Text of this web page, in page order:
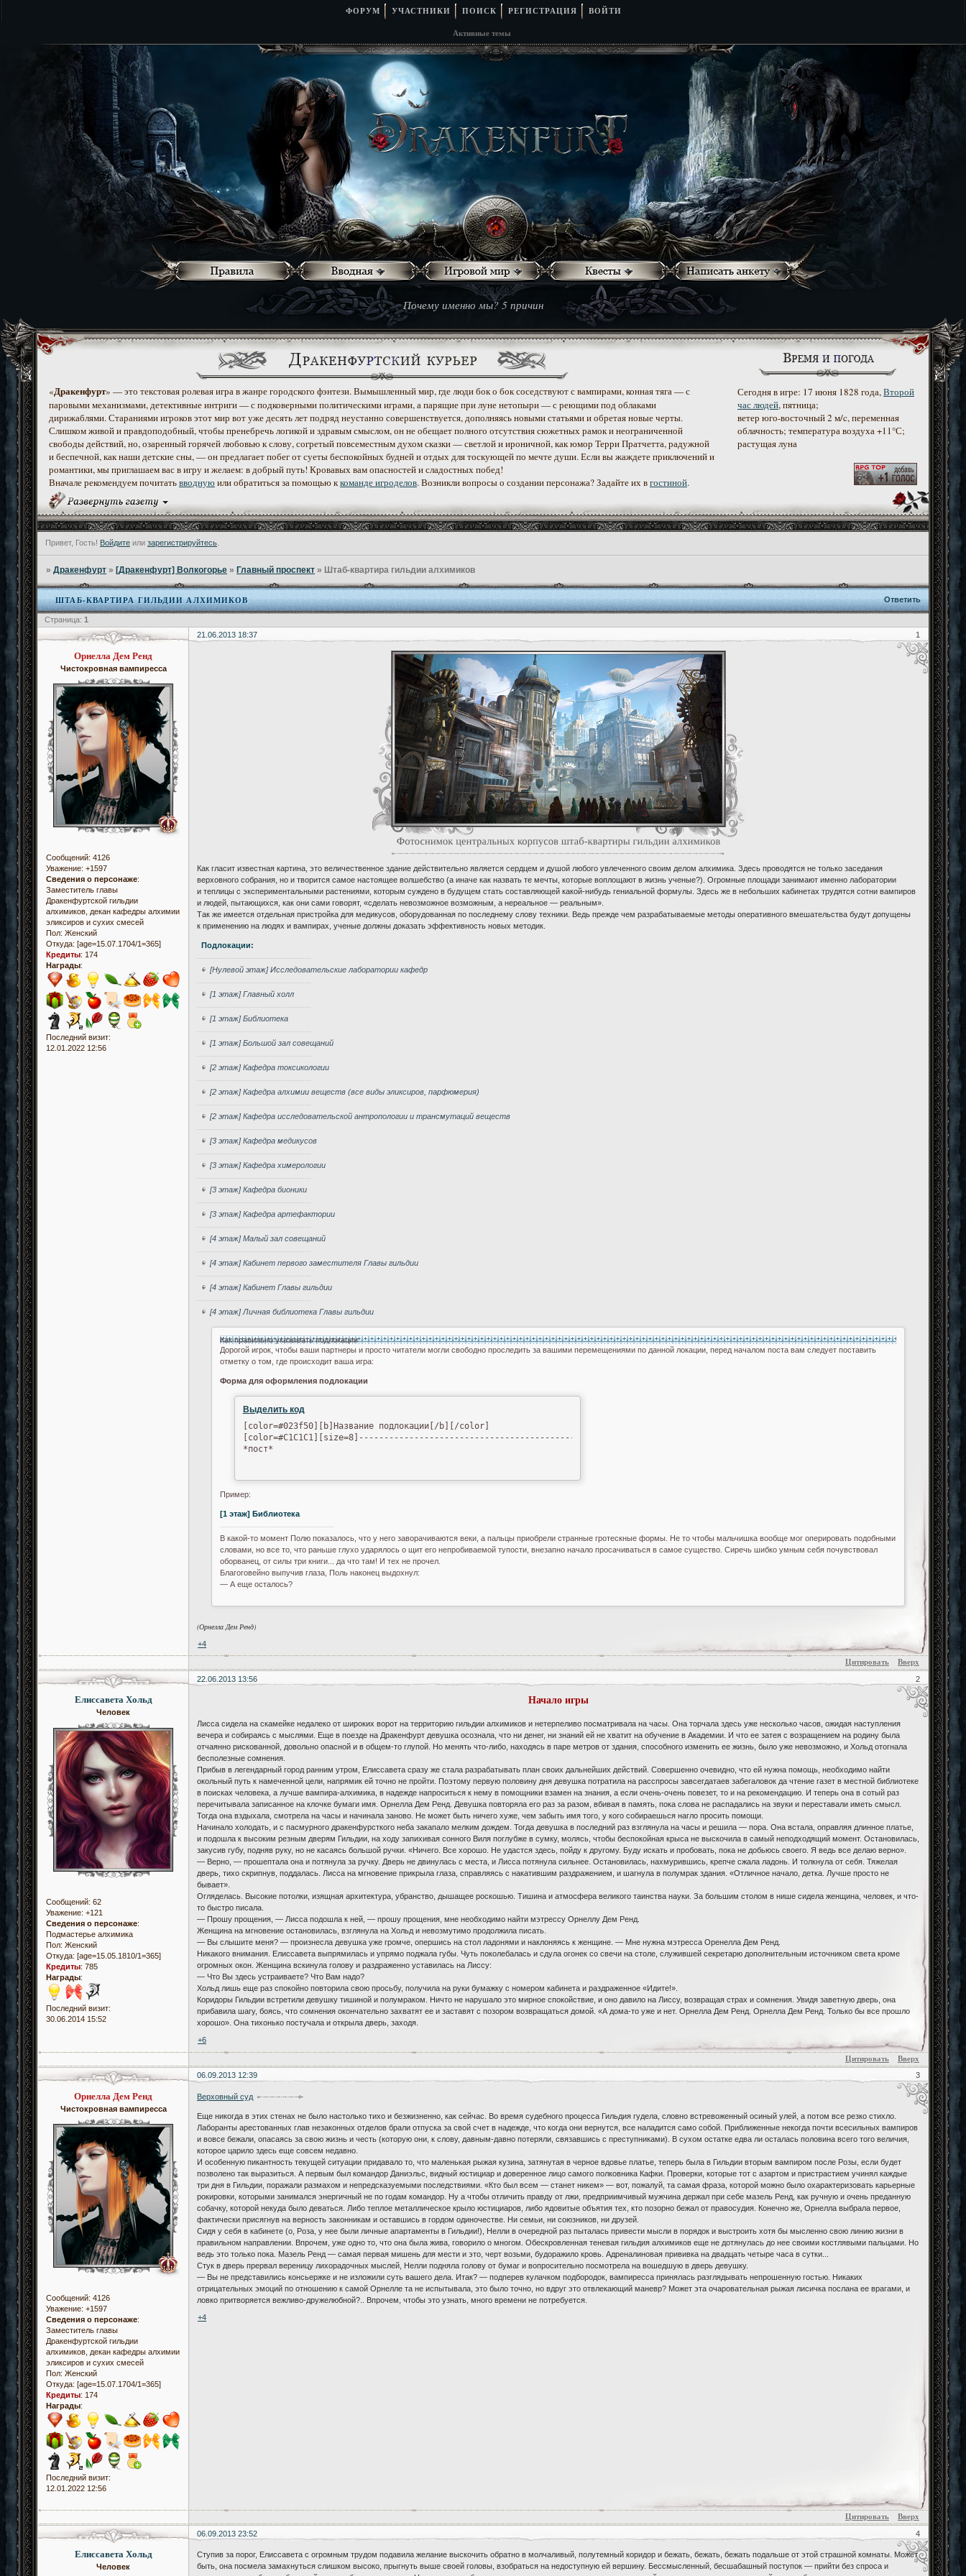
ФОРУМ УЧАСТНИКИ ПОИСК РЕГИСТРАЦИЯ
ВОЙТИ
Активные темы
Почему именно мы? 5 причин
«Дракенфурт» — это текстовая ролевая игра в жанре городского фэнтези. Вымышленный мир, где люди бок о бок соседствуют с вампирами, конная тяга — с
паровыми механизмами, детективные интриги — с подковерными политическими играми, а парящие при луне нетопыри — с реющими под облаками
дирижаблями. Стараниями игроков этот мир вот уже десять лет подряд неустанно совершенствуется, дополняясь новыми статьями и обретая новые черты.
Слишком живой и правдоподобный, чтобы пренебречь логикой и здравым смыслом, он не обещает полного отсутствия сюжетных рамок и неограниченной
свободы действий, но, озаренный горячей любовью к слову, согретый повсеместным духом сказки — светлой и ироничной, как юмор Терри Пратчетта, радужной
и беспечной, как наши детские сны, — он предлагает побег от суеты беспокойных будней и отдых для тоскующей по мечте души. Если вы жаждете приключений и
романтики, мы приглашаем вас в игру и желаем: в добрый путь! Кровавых вам опасностей и сладостных побед!
Вначале рекомендуем почитатьвводнуюили обратиться за помощью ккоманде игроделов. Возникли вопросы о создании персонажа? Задайте их вгостиной.
Сегодня в игре: 17 июня 1828 года,Второй
час людей, пятница;
ветер юго-восточный 2 м/c, переменная
облачность; температура воздуха +11°С;
растущая луна
Привет, Гость! Войдите или зарегистрируйтесь
»Дракенфурт » [Дракенфурт] Волкогорье » Главный проспект » Штаб-квартира гильдии алхимиков
ШТАБ-КВАРТИРА ГИЛЬДИИ АЛХИМИКОВ
Страница: 1
Ответить
1
21.06.2013 18:37
Орнелла Дем Ренд
Чистокровная вампиресса
Сообщений: 4126
Уважение: +1597
Сведения о персонаже:
Заместитель главы
Дракенфуртской гильдии
алхимиков, декан кафедры алхимии
эликсиров и сухих смесей
Пол: Женский
Откуда: [age=15.07.1704/1=365]
Кредиты: 174
Награды:
Последний визит:
12.01.2022 12:56
Как гласит известная картина, это величественное здание действительно является сердцем и душой любого увлеченного своим делом алхимика. Здесь проводятся не только заседания
верховного собрания, но и творится самое настоящее волшебство (а иначе как назвать те мечты, которые воплощают в жизнь ученые?). Огромные площади занимают именно лаборатории
и теплицы с экспериментальными растениями, которым суждено в будущем стать составляющей какой-нибудь гениальной формулы. Здесь же в небольших кабинетах трудятся сотни вампиров
и людей, пытающихся, как они сами говорят, «сделать невозможное возможным, а нереальное — реальным».
Так же имеется отдельная пристройка для медикусов, оборудованная по последнему слову техники. Ведь прежде чем разрабатываемые методы оперативного вмешательства будут допущены
к применению на людях и вампирах, ученые должны доказать эффективность новых методик.
Подлокации:
-----------------------------------------------------
[Нулевой этаж] Исследовательские лаборатории кафедр
-----------------------------------------------------
[1 этаж] Главный холл
-----------------------------------------------------
[1 этаж] Библиотека
-----------------------------------------------------
[1 этаж] Большой зал совещаний
-----------------------------------------------------
[2 этаж] Кафедра токсикологии
-----------------------------------------------------
[2 этаж] Кафедра алхимии веществ (все виды эликсиров, парфюмерия)
-----------------------------------------------------
[2 этаж] Кафедра исследовательской антропологии и трансмутаций веществ
-----------------------------------------------------
[3 этаж] Кафедра медикусов
-----------------------------------------------------
[3 этаж] Кафедра химерологии
-----------------------------------------------------
[3 этаж] Кафедра бионики
-----------------------------------------------------
[3 этаж] Кафедра артефактории
-----------------------------------------------------
[4 этаж] Малый зал совещаний
-----------------------------------------------------
[4 этаж] Кабинет первого заместителя Главы гильдии
-----------------------------------------------------
[4 этаж] Кабинет Главы гильдии
-----------------------------------------------------
[4 этаж] Личная библиотека Главы гильдии
Как правильно указывать подлокации
Дорогой игрок, чтобы ваши партнеры и просто читатели могли свободно проследить за вашими перемещениями по данной локации, перед началом поста вам следует поставить
отметку о том, где происходит ваша игра:
Форма для оформления подлокации
Выделить код
[color=#023f50][b]Название подлокации[/b][/color]
[color=#C1C1C1][size=8]-----------------------------------------------------[/size][/color]
*пост*
Пример:
[1 этаж] Библиотека
-----------------------------------------------------
В какой-то момент Полю показалось, что у него заворачиваются веки, а пальцы приобрели странные гротескные формы. Не то чтобы мальчишка вообще мог оперировать подобными
словами, но все то, что раньше глухо ударялось о щит его непробиваемой тупости, внезапно начало просачиваться в самое существо. Сиречь шибко умным себя почувствовал
оборванец, от силы три книги... да что там! И тех не прочел.
Благоговейно выпучив глаза, Поль наконец выдохнул:
— А еще осталось?
(Орнелла Дем Ренд)
+4
Цитировать Вверх
2
22.06.2013 13:56
Елиссавета Хольд
Человек
Сообщений: 62
Уважение: +121
Сведения о персонаже:
Подмастерье алхимика
Пол: Женский
Откуда: [age=15.05.1810/1=365]
Кредиты: 785
Награды:
Последний визит:
30.06.2014 15:52
Начало игры
Лисса сидела на скамейке недалеко от широких ворот на территорию гильдии алхимиков и нетерпеливо посматривала на часы. Она торчала здесь уже несколько часов, ожидая наступления
вечера и собираясь с мыслями. Еще в поезде на Дракенфурт девушка осознала, что ни денег, ни знаний ей не хватит на обучение в Академии. И что ее затея с возращением на родину была
отчаянно рискованной, довольно опасной и в общем-то глупой. Но менять что-либо, находясь в паре метров от здания, способного изменить ее жизнь, было уже невозможно, и Хольд отогнала
бесполезные сомнения.
Прибыв в легендарный город ранним утром, Елиссавета сразу же стала разрабатывать план своих дальнейших действий. Совершенно очевидно, что ей нужна помощь, необходимо найти
окольный путь к намеченной цели, напрямик ей точно не пройти. Поэтому первую половину дня девушка потратила на расспросы завсегдатаев забегаловок да чтение газет в местной библиотеке
в поисках человека, а лучше вампира-алхимика, в надежде напроситься к нему в помощники взамен на знания, а если очень-очень повезет, то и на рекомендацию. И теперь она в сотый раз
перечитывала записанное на клочке бумаги имя. Орнелла Дем Ренд. Девушка повторяла его раз за разом, вбивая в память, пока слова не распадались на звуки и переставали иметь смысл.
Тогда она вздыхала, смотрела на часы и начинала заново. Не может быть ничего хуже, чем забыть имя того, у кого собираешься нагло просить помощи.
Начинало холодать, и с пасмурного дракенфурсткого неба закапало мелким дождем. Тогда девушка в последний раз взглянула на часы и решила — пора. Она встала, оправляя длинное платье,
и подошла к высоким резным дверям Гильдии, на ходу запихивая сонного Виля поглубже в сумку, молясь, чтобы беспокойная крыса не выскочила в самый неподходящий момент. Остановилась,
закусив губу, подняв руку, но не касаясь большой ручки. «Ничего. Все хорошо. Не удастся здесь, пойду к другому. Буду искать и пробовать, пока не добьюсь своего. Я ведь все делаю верно».
— Верно, — прошептала она и потянула за ручку. Дверь не двинулась с места, и Лисса потянула сильнее. Остановилась, нахмурившись, крепче сжала ладонь. И толкнула от себя. Тяжелая
дверь, тихо скрипнув, поддалась. Лисса на мгновение прикрыла глаза, справляясь с накатившим раздражением, и шагнула в полумрак здания. «Отличное начало, детка. Лучше просто не
бывает».
Огляделась. Высокие потолки, изящная архитектура, убранство, дышащее роскошью. Тишина и атмосфера великого таинства науки. За большим столом в нише сидела женщина, человек, и что-
то быстро писала.
— Прошу прощения, — Лисса подошла к ней, — прошу прощения, мне необходимо найти мэтрессу Орнеллу Дем Ренд.
Женщина на мгновение остановилась, взглянула на Хольд и невозмутимо продолжила писать.
— Вы слышите меня? — произнесла девушка уже громче, опершись на стол ладонями и наклоняясь к женщине. — Мне нужна мэтресса Оренелла Дем Ренд.
Никакого внимания. Елиссавета выпрямилась и упрямо поджала губы. Чуть поколебалась и сдула огонек со свечи на столе, служившей секретарю дополнительным источником света кроме
огромных окон. Женщина вскинула голову и раздраженно уставилась на Лиссу:
— Что Вы здесь устраиваете? Что Вам надо?
Хольд лишь еще раз спокойно повторила свою просьбу, получила на руки бумажку с номером кабинета и раздраженное «Идите!».
Коридоры Гильдии встретили девушку тишиной и полумраком. Ничто не нарушало это мирное спокойствие, и оно давило на Лиссу, возвращая страх и сомнения. Увидя заветную дверь, она
прибавила шагу, боясь, что сомнения окончательно захватят ее и заставят с позором возвращаться домой. «А дома-то уже и нет. Орнелла Дем Ренд. Орнелла Дем Ренд. Только бы все прошло
хорошо». Она тихонько постучала и открыла дверь, заходя.
+6
Цитировать Вверх
3
06.09.2013 12:39
Орнелла Дем Ренд
Чистокровная вампиресса
Сообщений: 4126
Уважение: +1597
Сведения о персонаже:
Заместитель главы
Дракенфуртской гильдии
алхимиков, декан кафедры алхимии
эликсиров и сухих смесей
Пол: Женский
Откуда: [age=15.07.1704/1=365]
Кредиты: 174
Награды:
Последний визит:
12.01.2022 12:56
Верховный суд
Еще никогда в этих стенах не было настолько тихо и безжизненно, как сейчас. Во время судебного процесса Гильдия гудела, словно встревоженный осиный улей, а потом все резко стихло.
Лаборанты арестованных глав незаконных отделов брали отпуска за свой счет в надежде, что когда они вернутся, все наладится само собой. Приближенные некогда почти всесильных вампиров
и вовсе бежали, опасаясь за свою жизнь и честь (которую они, к слову, давным-давно потеряли, связавшись с преступниками). В сухом остатке едва ли осталась половина всего того величия,
которое царило здесь еще совсем недавно.
И особенную пикантность текущей ситуации придавало то, что маленькая рыжая кузина, затянутая в черное вдовье платье, теперь была в Гильдии вторым вампиром после Розы, если будет
позволено так выразиться. А первым был командор Даниэльс, видный юстициар и доверенное лицо самого полковника Кафки. Проверки, которые тот с азартом и пристрастием учинял каждые
три дня в Гильдии, поражали размахом и непредсказуемыми последствиями. «Кто был всем — станет никем» — вот, пожалуй, та самая фраза, которой можно было охарактеризовать карьерные
рокировки, которыми занимался энергичный не по годам командор. Ну а чтобы отличить правду от лжи, предприимчивый мужчина держал при себе мазель Ренд, как ручную и очень преданную
собачку, которой некуда было деваться. Либо теплое металлическое крыло юстициаров, либо ядовитые объятия тех, кто позорно бежал от правосудия. Конечно же, Орнелла выбрала первое,
фактически присягнув на верность законникам и оставшись в гордом одиночестве. Ни семьи, ни союзников, ни друзей.
Сидя у себя в кабинете (о, Роза, у нее были личные апартаменты в Гильдии!), Нелли в очередной раз пыталась привести мысли в порядок и выстроить хотя бы мысленно свою линию жизни в
правильном направлении. Впрочем, уже одно то, что она была жива, говорило о многом. Обескровленная теневая гильдия алхимиков еще не дотянулась до нее своими костлявыми пальцами. Но
ведь это только пока. Мазель Ренд — самая первая мишень для мести и это, черт возьми, будоражило кровь. Адреналиновая прививка на двадцать четыре часа в сутки...
Стук в дверь прервал вереницу лихорадочных мыслей, Нелли подняла голову от бумаг и вопросительно посмотрела на вошедшую в дверь девушку.
— Вы не представились консьержке и не изложили суть вашего дела. Итак? — подперев кулачком подбородок, вампиресса принялась разглядывать непрошенную гостью. Никаких
отрицательных эмоций по отношению к самой Орнелле та не испытывала, это было точно, но вдруг это отвлекающий маневр? Может эта очаровательная рыжая лисичка послана ее врагами, и
ловко притворяется вежливо-дружелюбной?.. Впрочем, чтобы это узнать, много времени не потребуется.
+4
Цитировать Вверх
4
06.09.2013 23:52
Елиссавета Хольд
Человек
Ступив за порог, Елиссавета с огромным трудом подавила желание выскочить обратно в молчаливый, полутемный коридор и бежать, бежать, бежать подальше от этой страшной комнаты. Может
быть, она посмела замахнуться слишком высоко, прыгнуть выше своей головы, взобраться на недоступную ей вершину. Бессмысленный, бесшабашный поступок — прийти без спроса и